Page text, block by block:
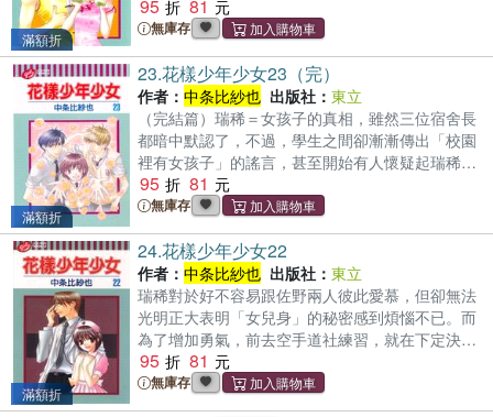
滿額折
他的實力究竟…？佐野能獲勝嗎？
95 81
無庫存
滿額折
23.花樣少年少女23（完）
作者： 中条比紗也 出版社： 東立
（完結篇）瑞稀＝女孩子的真相，雖然三位宿舍長
都暗中默認了，不過，學生之間卻漸漸傳出「校園
裡有女孩子」的謠言，甚至開始有人懷疑起瑞稀
了…？一路有佐野的支持才能撐到現在的瑞稀，終
究無法守住秘密嗎!?且看瑞稀危險的男校生活‧感動
最終回!!
95 81
無庫存
滿額折
24.花樣少年少女22
作者： 中条比紗也 出版社： 東立
瑞稀對於好不容易跟佐野兩人彼此愛慕，但卻無法
光明正大表明「女兒身」的秘密感到煩惱不已。而
為了增加勇氣，前去空手道社練習，就在下定決心
要說的時候，沒想到在體育館中換衣服卻被人目擊
到了——？瑞稀遭遇前所未有的大危機！進入全新
局面的第22集！
95 81
無庫存